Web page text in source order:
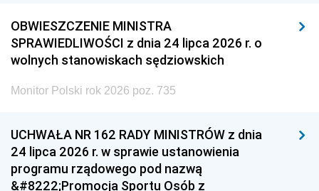
OBWIESZCZENIE MINISTRA
SPRAWIEDLIWOŚCI z dnia 24 lipca 2026 r. o
wolnych stanowiskach sędziowskich
Monitor Polski rok 2026 poz. 735
UCHWAŁA NR 162 RADY MINISTRÓW z dnia
24 lipca 2026 r. w sprawie ustanowienia
programu rządowego pod nazwą
&#8222;Promocja Sportu Osób z